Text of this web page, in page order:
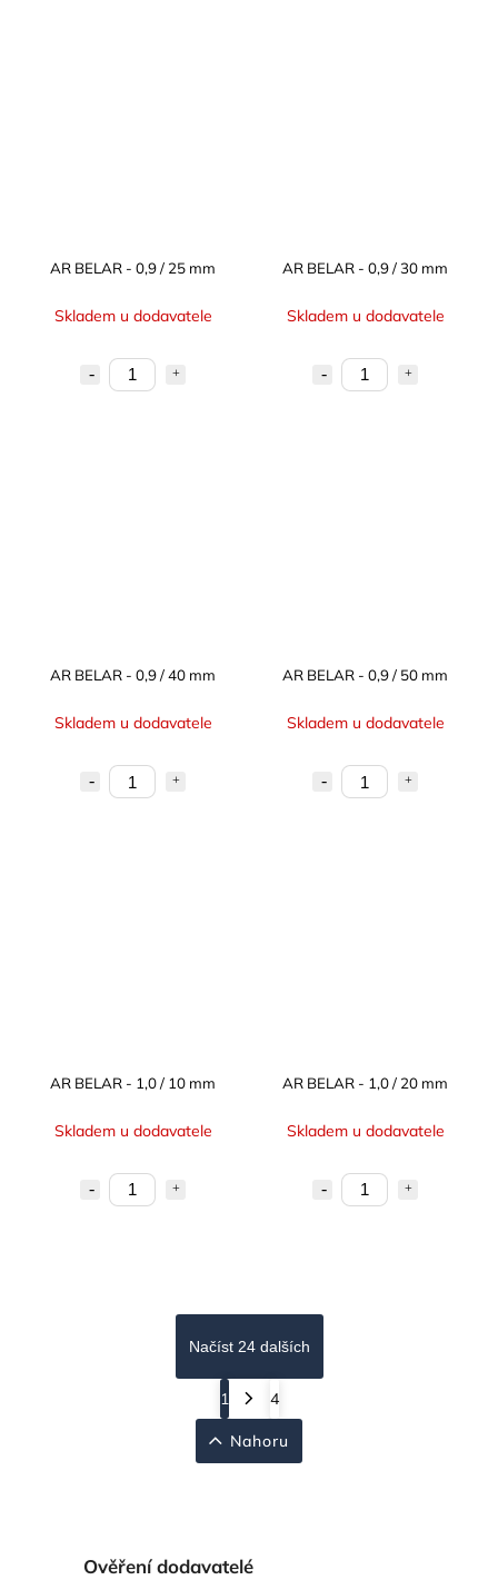
AR BELAR - 0,9 / 25 mm
Skladem u dodavatele
AR BELAR - 0,9 / 30 mm
Skladem u dodavatele
AR BELAR - 0,9 / 40 mm
Skladem u dodavatele
AR BELAR - 0,9 / 50 mm
Skladem u dodavatele
AR BELAR - 1,0 / 10 mm
Skladem u dodavatele
AR BELAR - 1,0 / 20 mm
Skladem u dodavatele
Načíst 24 dalších
1 4
Nahoru
Ověření dodavatelé